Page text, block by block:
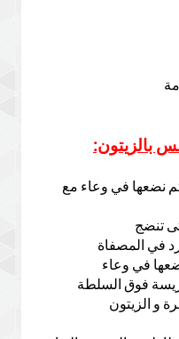
بالزيتون:
نضعها في وعاء مع
تنضج
في المصفاة
في وعاء
فوق السلطة
و الزيتون